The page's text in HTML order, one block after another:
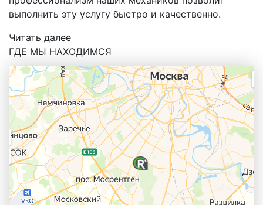
выполнить эту услугу быстро и качественно.
Читать далее
ГДЕ МЫ НАХОДИМСЯ